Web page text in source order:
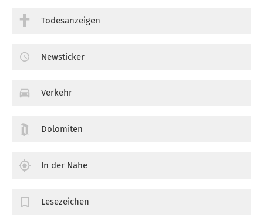
Todesanzeigen
Newsticker
Verkehr
Dolomiten
In der Nähe
Lesezeichen